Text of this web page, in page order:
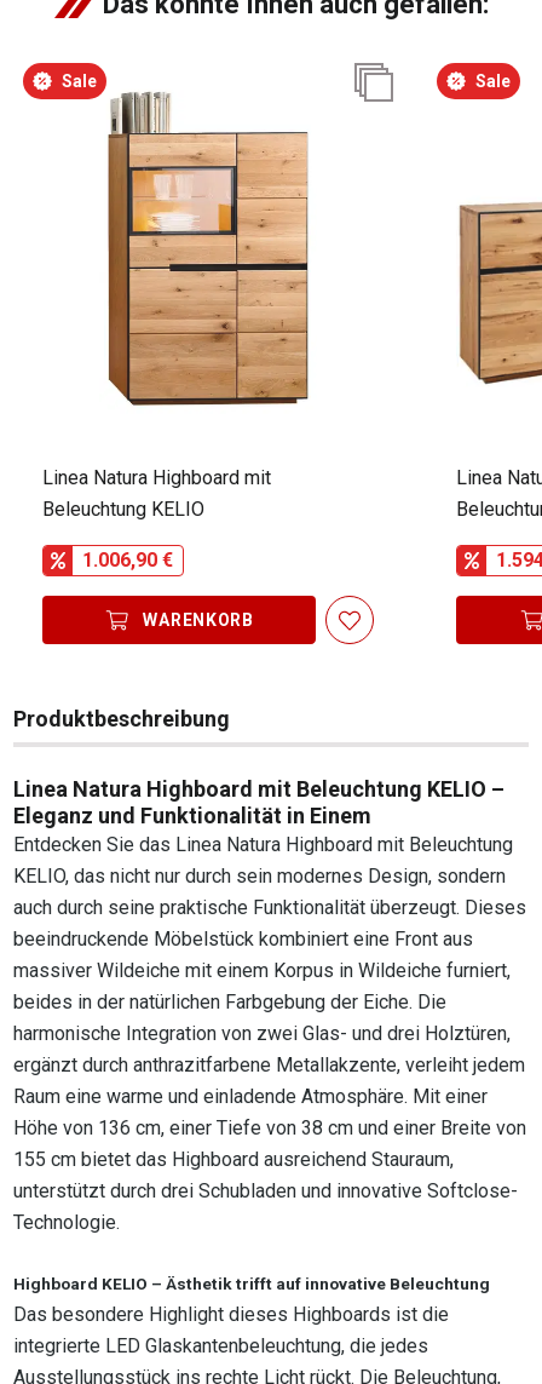
Sale
Linea Natura Highboard mit
Beleuchtung KELIO
1.006,90 €
WARENKORB
Sale
Linea
Produktbeschreibung
Linea Natura Highboard mit Beleuchtung KELIO –
Eleganz und Funktionalität in Einem
Entdecken Sie das Linea Natura Highboard mit Beleuchtung
KELIO, das nicht nur durch sein modernes Design, sondern
auch durch seine praktische Funktionalität überzeugt. Dieses
beeindruckende Möbelstück kombiniert eine Front aus
massiver Wildeiche mit einem Korpus in Wildeiche furniert,
beides in der natürlichen Farbgebung der Eiche. Die
harmonische Integration von zwei Glas- und drei Holztüren,
ergänzt durch anthrazitfarbene Metallakzente, verleiht jedem
Raum eine warme und einladende Atmosphäre. Mit einer
Höhe von 136 cm, einer Tiefe von 38 cm und einer Breite von
155 cm bietet das Highboard ausreichend Stauraum,
unterstützt durch drei Schubladen und innovative Softclose-
Technologie.
Highboard KELIO – Ästhetik trifft auf innovative Beleuchtung
Das besondere Highlight dieses Highboards ist die
integrierte LED Glaskantenbeleuchtung, die jedes
Ausstellungsstück ins rechte Licht rückt. Die Beleuchtung,